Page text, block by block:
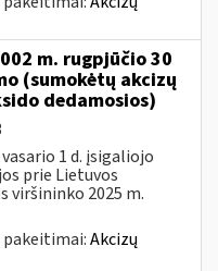
m. rugpjūčio 30
(sumokėtų akcizų
dedamosios)
1 d. įsigaliojo
prie Lietuvos
viršininko 2025 m.
Akcizų